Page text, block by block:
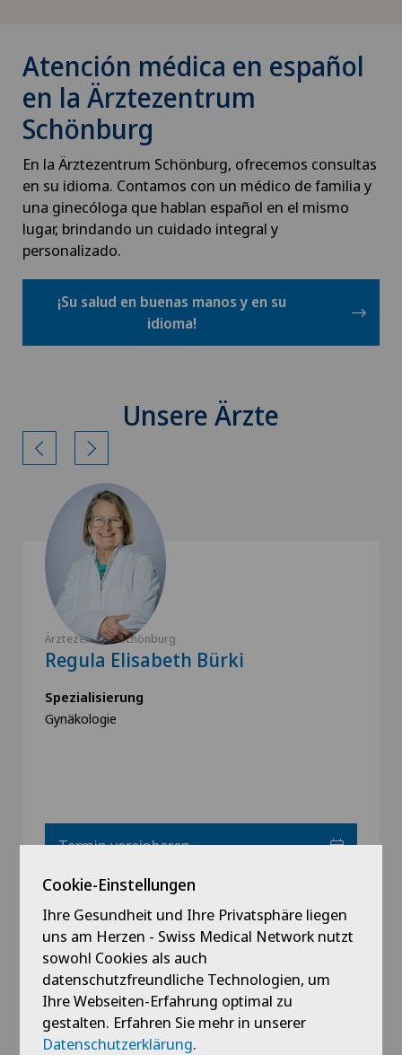
Atención médica en español
en la Ärztezentrum
Schönburg
En la Ärztezentrum Schönburg, ofrecemos consultas
en su idioma. Contamos con un médico de familia y
una ginecóloga que hablan español en el mismo
lugar, brindando un cuidado integral y
personalizado.
¡Su salud en buenas manos y en su
idioma!
Unsere Ärzte
Ärztezentrum Schönburg
Regula Elisabeth Bürki
Spezialisierung
Gynäkologie
Termin vereinbaren
Profil ansehen
Unser Team
Cookie-Einstellungen
Ihre Gesundheit und Ihre Privatsphäre liegen
uns am Herzen - Swiss Medical Network nutzt
sowohl Cookies als auch
datenschutzfreundliche Technologien, um
Ihre Webseiten-Erfahrung optimal zu
gestalten. Erfahren Sie mehr in unserer
Datenschutzerklärung.